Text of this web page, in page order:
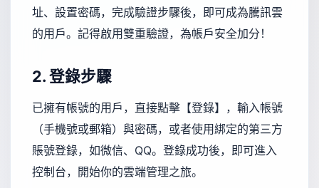
址、設置密碼，完成驗證步驟後，即可成為騰訊雲
的用戶。記得啟用雙重驗證，為帳戶安全加分！
2. 登錄步驟
已擁有帳號的用戶，直接點擊【登錄】，輸入帳號
（手機號或郵箱）與密碼，或者使用綁定的第三方
賬號登錄，如微信、QQ。登錄成功後，即可進入
控制台，開始你的雲端管理之旅。